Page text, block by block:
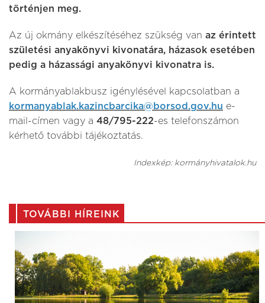
történjen meg.
Az új okmány elkészítéséhez szükség van az érintett
születési anyakönyvi kivonatára, házasok esetében
pedig a házassági anyakönyvi kivonatra is.
A kormányablakbusz igénylésével kapcsolatban a
kormanyablak.kazincbarcika@borsod.gov.hu e-
mail-címen vagy a 48/795-222-es telefonszámon
kérhető további tájékoztatás.
Indexkép: kormányhivatalok.hu
TOVÁBBI HÍREINK